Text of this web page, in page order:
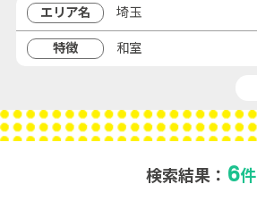
エリア名
埼玉
特徴
和室
検索結果： 6件